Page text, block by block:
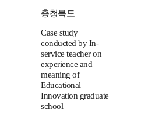
충청북도
Case study
conducted by In-
service teacher on
experience and
meaning of
Educational
Innovation graduate
school